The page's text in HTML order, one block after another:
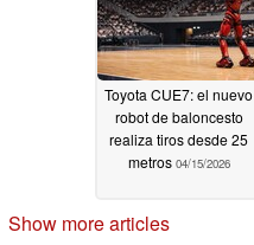
Toyota CUE7: el nuevo
robot de baloncesto
realiza tiros desde 25
metros 04/15/2026
Show more articles